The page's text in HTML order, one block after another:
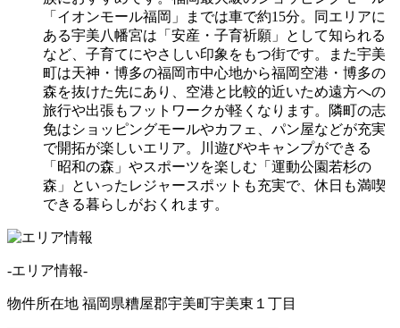
「イオンモール福岡」までは車で約15分。同エリアに
ある宇美八幡宮は「安産・子育祈願」として知られる
など、子育てにやさしい印象をもつ街です。また宇美
町は天神・博多の福岡市中心地から福岡空港・博多の
森を抜けた先にあり、空港と比較的近いため遠方への
旅行や出張もフットワークが軽くなります。隣町の志
免はショッピングモールやカフェ、パン屋などが充実
で開拓が楽しいエリア。川遊びやキャンプができる
「昭和の森」やスポーツを楽しむ「運動公園若杉の
森」といったレジャースポットも充実で、休日も満喫
できる暮らしがおくれます。
-エリア情報-
物件所在地 福岡県糟屋郡宇美町宇美東１丁目